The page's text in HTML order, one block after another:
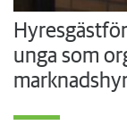
unga som